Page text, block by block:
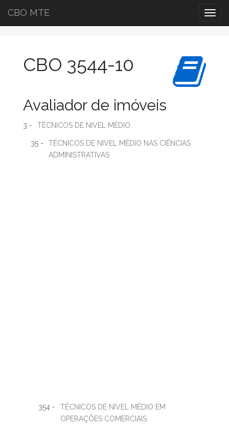
CBO MTE
CBO 3544-10
Avaliador de imóveis
3 - TÉCNICOS DE NIVEL MÉDIO
35 -
TÉCNICOS DE NIVEL MÉDIO NAS CIÊNCIAS
ADMINISTRATIVAS
354 -
TÉCNICOS DE NIVEL MÉDIO EM
OPERAÇÕES COMERCIAIS